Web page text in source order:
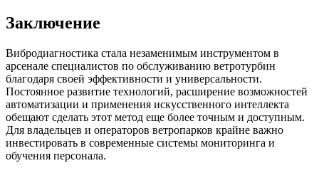
Заключение
Вибродиагностика стала незаменимым инструментом в
арсенале специалистов по обслуживанию ветротурбин
благодаря своей эффективности и универсальности.
Постоянное развитие технологий, расширение возможностей
автоматизации и применения искусственного интеллекта
обещают сделать этот метод еще более точным и доступным.
Для владельцев и операторов ветропарков крайне важно
инвестировать в современные системы мониторинга и
обучения персонала.